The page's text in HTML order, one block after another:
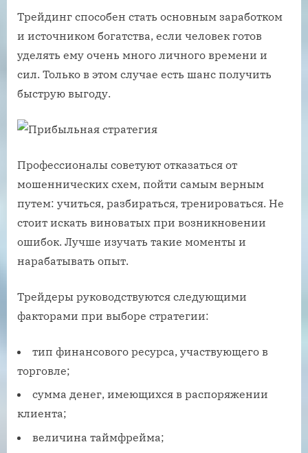
Трейдинг способен стать основным заработком
и источником богатства, если человек готов
уделять ему очень много личного времени и
сил. Только в этом случае есть шанс получить
быструю выгоду.
Профессионалы советуют отказаться от
мошеннических схем, пойти самым верным
путем: учиться, разбираться, тренироваться. Не
стоит искать виноватых при возникновении
ошибок. Лучше изучать такие моменты и
нарабатывать опыт.
Трейдеры руководствуются следующими
факторами при выборе стратегии:
тип финансового ресурса, участвующего в
торговле;
сумма денег, имеющихся в распоряжении
клиента;
величина таймфрейма;